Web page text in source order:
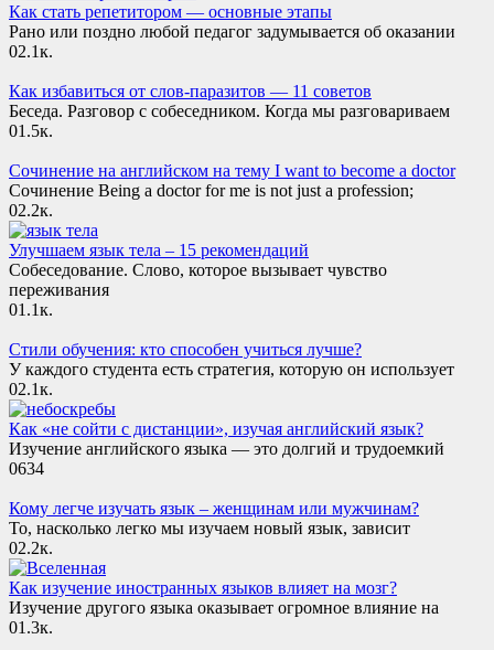
Как стать репетитором — основные этапы
Рано или поздно любой педагог задумывается об оказании
02.1к.
Как избавиться от слов-паразитов — 11 советов
Беседа. Разговор с собеседником. Когда мы разговариваем
01.5к.
Сочинение на английском на тему I want to become a doctor
Сочинение Being a doctor for me is not just a profession;
02.2к.
Улучшаем язык тела – 15 рекомендаций
Собеседование. Слово, которое вызывает чувство
переживания
01.1к.
Стили обучения: кто способен учиться лучше?
У каждого студента есть стратегия, которую он использует
02.1к.
Как «не сойти с дистанции», изучая английский язык?
Изучение английского языка — это долгий и трудоемкий
0634
Кому легче изучать язык – женщинам или мужчинам?
То, насколько легко мы изучаем новый язык, зависит
02.2к.
Как изучение иностранных языков влияет на мозг?
Изучение другого языка оказывает огромное влияние на
01.3к.